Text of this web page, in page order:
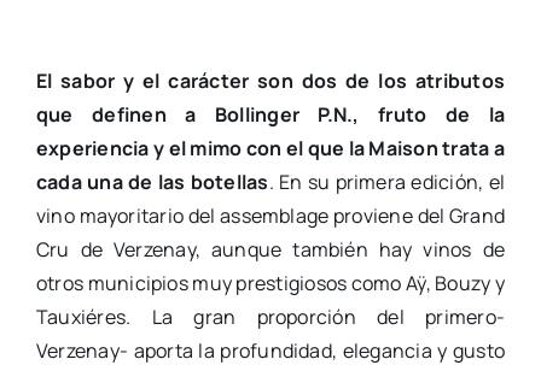
El sabor y el carácter son dos de los atributos
que definen a Bollinger P.N., fruto de la
experiencia y el mimo con el que la Maison trata a
cada una de las botellas. En su primera edición, el
vino mayoritario del assemblage proviene del Grand
Cru de Verzenay, aunque también hay vinos de
otros municipios muy prestigiosos como Aÿ, Bouzy y
Tauxiéres. La gran proporción del primero-
Verzenay- aporta la profundidad, elegancia y gusto